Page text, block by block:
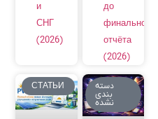
и
СНГ
(2026)
до
финального
отчёта
(2026)
СТАТЬИ دسته
بندی
نشده